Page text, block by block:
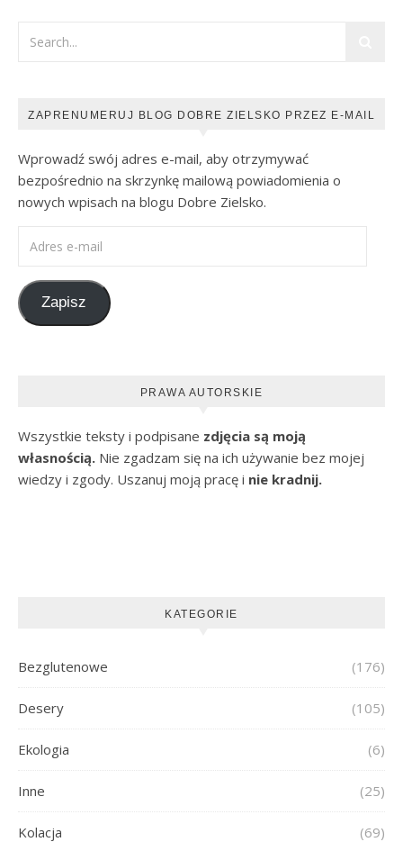
ZAPRENUMERUJ BLOG DOBRE ZIELSKO PRZEZ E-MAIL
Wprowadź swój adres e-mail, aby otrzymywać
bezpośrednio na skrzynkę mailową powiadomienia o
nowych wpisach na blogu Dobre Zielsko.
Zapisz
PRAWA AUTORSKIE
Wszystkie teksty i podpisane zdjęcia są moją
własnością. Nie zgadzam się na ich używanie bez mojej
wiedzy i zgody. Uszanuj moją pracę i nie kradnij.
KATEGORIE
Bezglutenowe (176)
Desery (105)
Ekologia (6)
Inne (25)
Kolacja (69)